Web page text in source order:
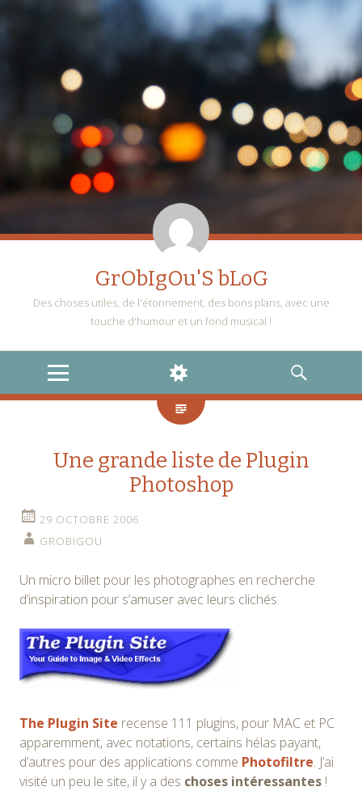
GrObIgOu'S bLoG
Des choses utiles, de l'étonnement, des bons plans, avec une
touche d'humour et un fond musical !
MENU
WIDGETS
RECHERCHE
Une grande liste de Plugin
Photoshop
29 OCTOBRE 2006
GROBIGOU
Un micro billet pour les photographes en recherche
d’inspiration pour s’amuser avec leurs clichés.
The Plugin Site recense 111 plugins, pour MAC et PC
apparemment, avec notations, certains hélas payant,
d’autres pour des applications comme Photofiltre. J’ai
visité un peu le site, il y a des choses intéressantes !